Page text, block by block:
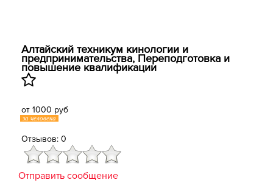
Алтайский техникум кинологии и
предпринимательства, Переподготовка и
повышение квалификации
от 1000 руб
за человека
Отзывов: 0
Отправить сообщение